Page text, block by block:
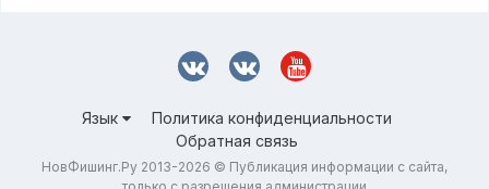
Язык
Политика конфиденциальности
Обратная связь
НовФишинг.Ру 2013-2026 © Публикация информации с сайта,